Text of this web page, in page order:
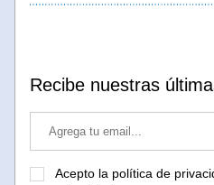
Recibe nuestras
Acepto la política de